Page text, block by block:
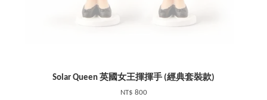
Solar Queen 英國女王揮揮手 (經典套裝款)
NT$ 800